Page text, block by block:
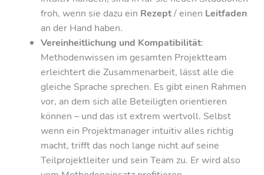
froh, wenn sie dazu ein Rezept/ einen Leitfaden
an der Hand haben.
Vereinheitlichung und Kompatibilität:
Methodenwissen im gesamten Projektteam
erleichtert die Zusammenarbeit, lässt alle die
gleiche Sprache sprechen. Es gibt einen Rahmen
vor, an dem sich alle Beteiligten orientieren
können – und das ist extrem wertvoll. Selbst
wenn ein Projektmanager intuitiv alles richtig
macht, trifft das noch lange nicht auf seine
Teilprojektleiter und sein Team zu. Er wird also